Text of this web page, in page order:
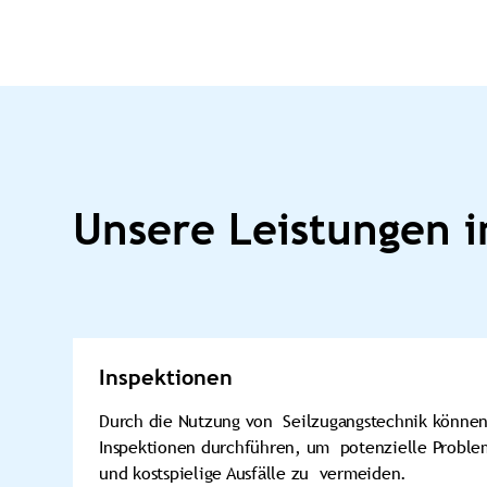
Unsere Leistungen
Inspektionen
Durch die Nutzung von Seilzugangstechnik
Inspektionen durchführen, um potenzielle
und kostspielige Ausfälle zu vermeiden.